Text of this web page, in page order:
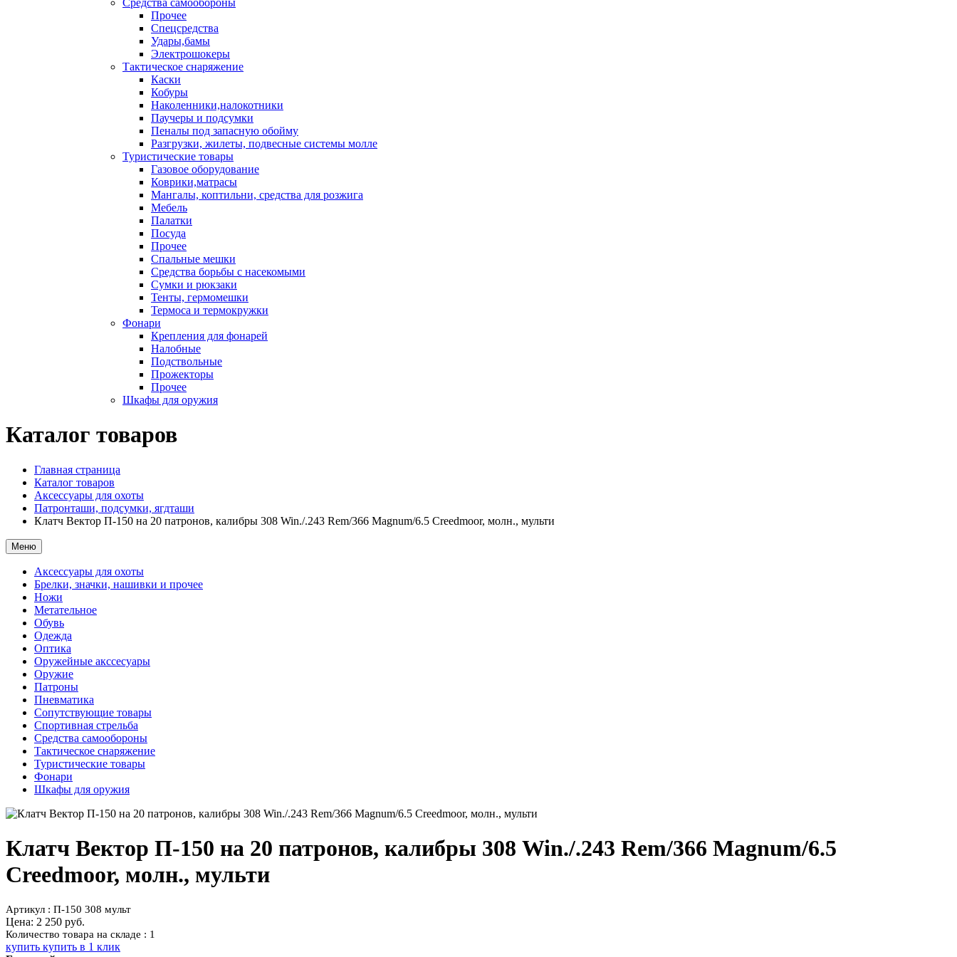
Средства самообороны
Прочее
Спецсредства
Удары,бамы
Электрошокеры
Тактическое снаряжение
Каски
Кобуры
Наколенники,налокотники
Паучеры и подсумки
Пеналы под запасную обойму
Разгрузки, жилеты, подвесные системы молле
Туристические товары
Газовое оборудование
Коврики,матрасы
Мангалы, коптильни, средства для розжига
Мебель
Палатки
Посуда
Прочее
Спальные мешки
Средства борьбы с насекомыми
Сумки и рюкзаки
Тенты, гермомешки
Термоса и термокружки
Фонари
Крепления для фонарей
Налобные
Подствольные
Прожекторы
Прочее
Шкафы для оружия
Каталог товаров
Главная страница
Каталог товаров
Аксессуары для охоты
Патронташи, подсумки, ягдташи
Клатч Вектор П-150 на 20 патронов, калибры 308 Win./.243 Rem/366 Magnum/6.5 Creedmoor, молн., мульти
Меню
Аксессуары для охоты
Брелки, значки, нашивки и прочее
Ножи
Метательное
Обувь
Одежда
Оптика
Оружейные акссесуары
Оружие
Патроны
Пневматика
Сопутствующие товары
Спортивная стрельба
Средства самообороны
Тактическое снаряжение
Туристические товары
Фонари
Шкафы для оружия
Клатч Вектор П-150 на 20 патронов, калибры 308 Win./.243 Rem/366 Magnum/6.5
Creedmoor, молн., мульти
Артикул : П-150 308 мульт
Цена: 2 250 руб.
Количество товара на складе : 1
купить купить в 1 клик